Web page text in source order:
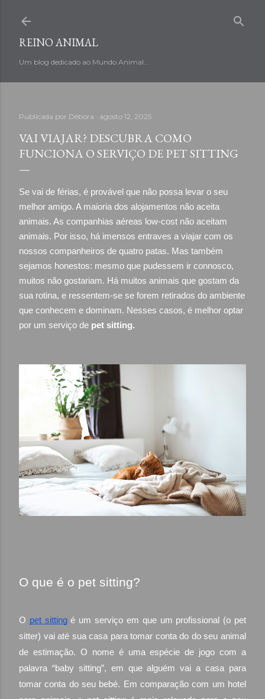
REINO ANIMAL
Um blog dedicado ao Mundo Animal...
Publicada por Débora agosto 12, 2025
VAI VIAJAR? DESCUBRA COMO
FUNCIONA O SERVIÇO DE PET SITTING
Se vai de férias, é provável que não possa levar o seu
melhor amigo. A maioria dos alojamentos não aceita
animais. As companhias aéreas low-cost não aceitam
animais. Por isso, há imensos entraves a viajar com os
nossos companheiros de quatro patas. Mas também
sejamos honestos: mesmo que pudessem ir connosco,
muitos não gostariam. Há muitos animais que gostam da
sua rotina, e ressentem-se se forem retirados do ambiente
que conhecem e dominam. Nesses casos, é melhor optar
por um serviço de pet sitting.
O que é o pet sitting?
O pet sittingé um serviço em que um profissional (o pet
sitter) vai até sua casa para tomar conta do do seu animal
de estimação. O nome é uma espécie de jogo com a
palavra “baby sitting”, em que alguém vai a casa para
tomar conta do seu bebé. Em comparação com um hotel